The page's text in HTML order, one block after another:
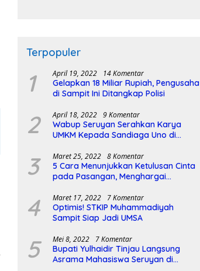
Terpopuler
1 April 19, 2022 14 Komentar
Gelapkan 18 Miliar Rupiah, Pengusaha
di Sampit Ini Ditangkap Polisi
2 April 18, 2022 9 Komentar
Wabup Seruyan Serahkan Karya
UMKM Kepada Sandiaga Uno di
3 Maret 25, 2022 8 Komentar
5 Cara Menunjukkan Ketulusan Cinta
pada Pasangan, Menghargai
4 Maret 17, 2022 7 Komentar
Optimis! STKIP Muhammadiyah
Sampit Siap Jadi UMSA
5 Mei 8, 2022 7 Komentar
Bupati Yulhaidir Tinjau Langsung
Asrama Mahasiswa Seruyan di